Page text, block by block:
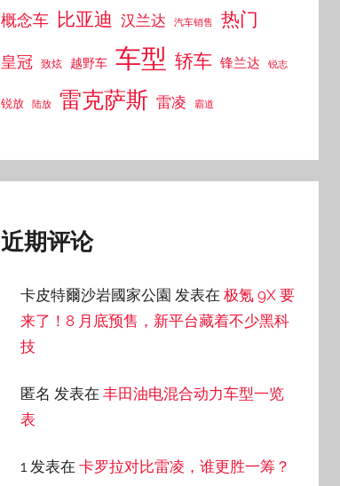
概念车 比亚迪 汉兰达 汽车销售 热门
皇冠 致炫 越野车 车型 轿车 锋兰达 锐志
锐放 陆放 雷克萨斯 雷凌 霸道
近期评论
卡皮特爾沙岩國家公園 发表在 极氪 9X 要
来了！8 月底预售，新平台藏着不少黑科
技
匿名 发表在 丰田油电混合动力车型一览
表
1发表在 卡罗拉对比雷凌，谁更胜一筹？